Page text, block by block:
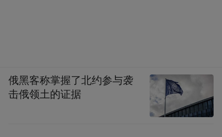
俄黑客称掌握了北约参与袭
击俄领土的证据